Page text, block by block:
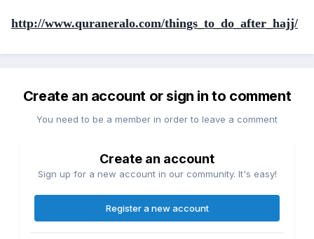
http://www.quraneralo.com/things_to_do_after_hajj/
Create an account or sign in to comment
You need to be a member in order to leave a comment
Create an account
Sign up for a new account in our community. It's easy!
Register a new account